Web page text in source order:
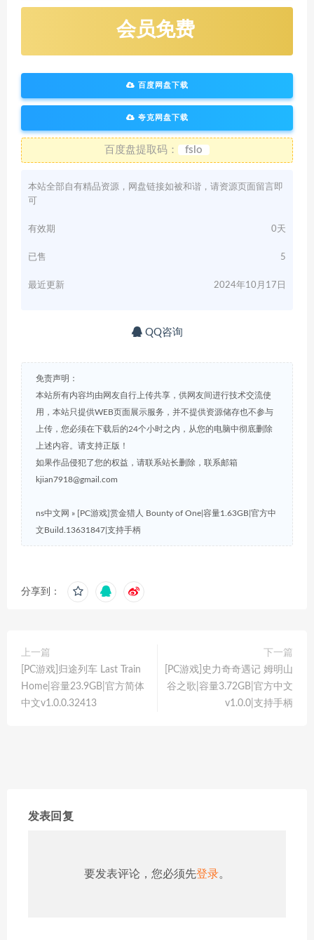
会员免费
百度网盘下载
夸克网盘下载
百度盘提取码： fslo
本站全部自有精品资源，网盘链接如被和谐，请资源页面留言即
可
有效期 0天
已售 5
最近更新 2024年10月17日
QQ咨询
免责声明：
本站所有内容均由网友自行上传共享，供网友间进行技术交流使
用，本站只提供WEB页面展示服务，并不提供资源储存也不参与
上传，您必须在下载后的24个小时之内，从您的电脑中彻底删除
上述内容。请支持正版！
如果作品侵犯了您的权益，请联系站长删除，联系邮箱
kjian7918@gmail.com
ns中文网 » [PC游戏]赏金猎人 Bounty of One|容量1.63GB|官方中
文Build.13631847|支持手柄
分享到：
上一篇
[PC游戏]归途列车 Last Train
Home|容量23.9GB|官方简体
中文v1.0.0.32413
下一篇
[PC游戏]史力奇奇遇记 姆明山
谷之歌|容量3.72GB|官方中文
v1.0.0|支持手柄
发表回复
要发表评论，您必须先登录。